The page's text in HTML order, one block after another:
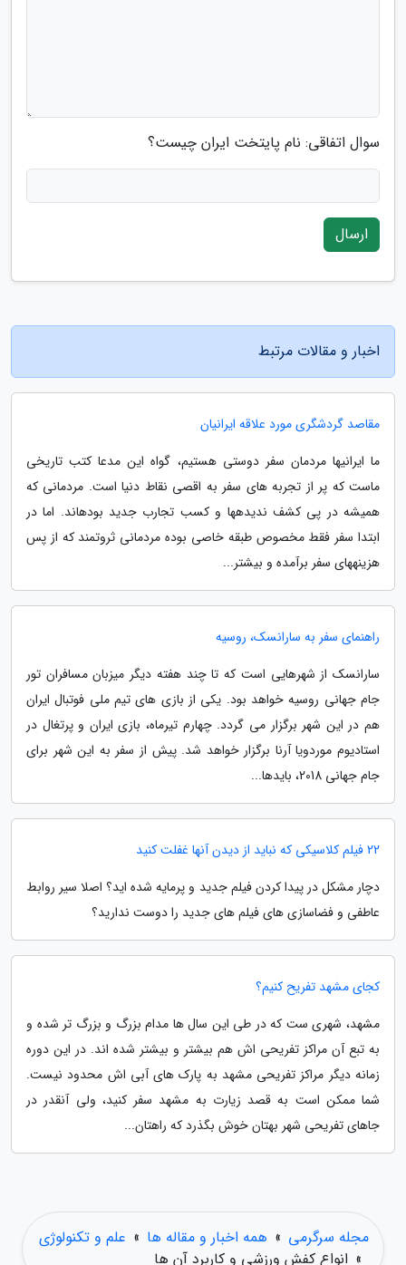
سوال اتفاقی: نام پایتخت ایران چیست؟
ارسال
اخبار و مقالات مرتبط
مقاصد گردشگری مورد علاقه ایرانیان
ما ایرانی­ها مردمان سفر دوستی هستیم، گواه این مدعا کتب تاریخی
ماست که پر از تجربه­ های سفر به اقصی نقاط دنیا است. مردمانی که
همیشه در پی کشف ندیده­ها و کسب تجارب جدید بوده­اند. اما در
ابتدا سفر فقط مخصوص طبقه خاصی بوده مردمانی ثروتمند که از پس
هزینه­های سفر برآمده و بیشتر...
راهنمای سفر به سارانسک، روسیه
سارانسک از شهرهایی است که تا چند هفته دیگر میزبان مسافران تور
جام جهانی روسیه خواهد بود. یکی از بازی های تیم ملی فوتبال ایران
هم در این شهر برگزار می گردد. چهارم تیرماه، بازی ایران و پرتغال در
استادیوم موردویا آرنا برگزار خواهد شد. پیش از سفر به این شهر برای
جام جهانی 2018، بایدها...
22 فیلم کلاسیکی که نباید از دیدن آنها غفلت کنید
دچار مشکل در پیدا کردن فیلم جدید و پرمایه شده اید؟ اصلا سیر روابط
عاطفی و فضاسازی های فیلم های جدید را دوست ندارید؟
کجای مشهد تفریح کنیم؟
مشهد، شهری ست که در طی این سال ها مدام بزرگ و بزرگ تر شده و
به تبع آن مراکز تفریحی اش هم بیشتر و بیشتر شده اند. در این دوره
زمانه دیگر مراکز تفریحی مشهد به پارک های آبی اش محدود نیست.
شما ممکن است به قصد زیارت به مشهد سفر کنید، ولی آنقدر در
جاهای تفریحی شهر بهتان خوش بگذرد که راهتان...
مجله سرگرمی » همه اخبار و مقاله ها » علم و تکنولوژی
» انواع کفش ورزشی و کاربرد آن ها